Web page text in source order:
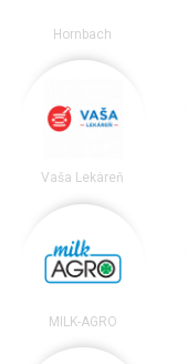
Hornbach
Vaša Lekáreň
MILK-AGRO